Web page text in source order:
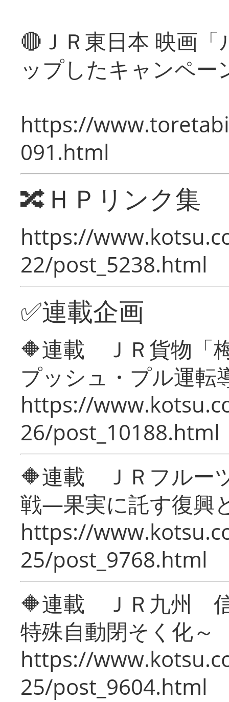
🔴ＪＲ東日本 映画
ップしたキャンペー
https://
091.html
🔀ＨＰリンク集
https://
22/post_5238.html
✅連載企画
🔶連載 ＪＲ貨物「
プッシュ・プル運転
https://
26/post_10188.html
🔶連載 ＪＲフルー
戦―果実に託す復興
https://
25/post_9768.html
🔶連載 ＪＲ九州 信
特殊自動閉そく化～
https://
25/post_9604.html